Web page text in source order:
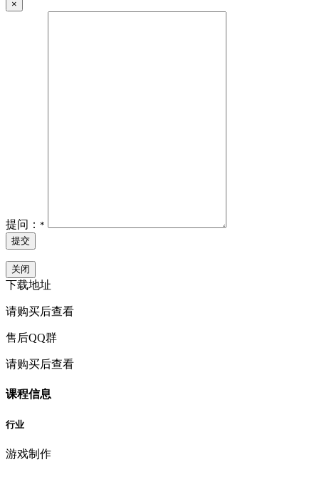
×
提问： *
提交
关闭
下载地址
请购买后查看
售后QQ群
请购买后查看
课程信息
行业
游戏制作